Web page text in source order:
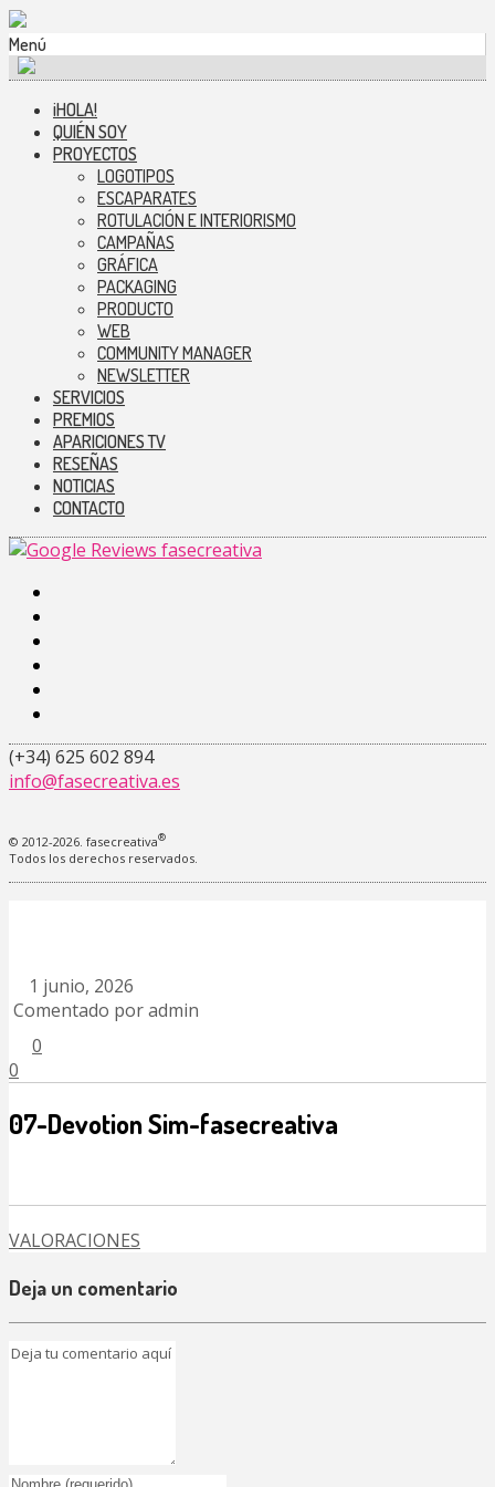
Menú
¡HOLA!
QUIÉN SOY
PROYECTOS
LOGOTIPOS
ESCAPARATES
ROTULACIÓN E INTERIORISMO
CAMPAÑAS
GRÁFICA
PACKAGING
PRODUCTO
WEB
COMMUNITY MANAGER
NEWSLETTER
SERVICIOS
PREMIOS
APARICIONES TV
RESEÑAS
NOTICIAS
CONTACTO
(+34) 625 602 894
info@fasecreativa.es
© 2012-2026. fasecreativa®
Todos los derechos reservados.
1 junio, 2026
Comentado por admin
0
0
07-Devotion Sim-fasecreativa
VALORACIONES
Deja un comentario